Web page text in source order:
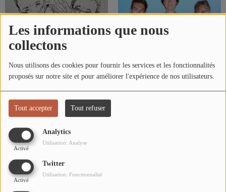
Les informations que nous
collectons
Nous utilisons des cookies pour fournir les services et les fonctionnalités
proposés sur notre site et pour améliorer l'expérience de nos utilisateurs.
Tout accepter Tout refuser
Analytics
Activé
Utilisation: Analyse
Twitter
Activé
Utilisation: Fonctionnalité
L'ÉNERGIE DES 9 ÉTOILES
MIXTAPE ADDICT RADIO SHOW
"SI ON CHANTAIT", L'ÉMISSION
SONS 2 DARONS
La Radio
EQUIPE
PODCASTS
INTERVIEW
Laf'air Les pirates de l'air